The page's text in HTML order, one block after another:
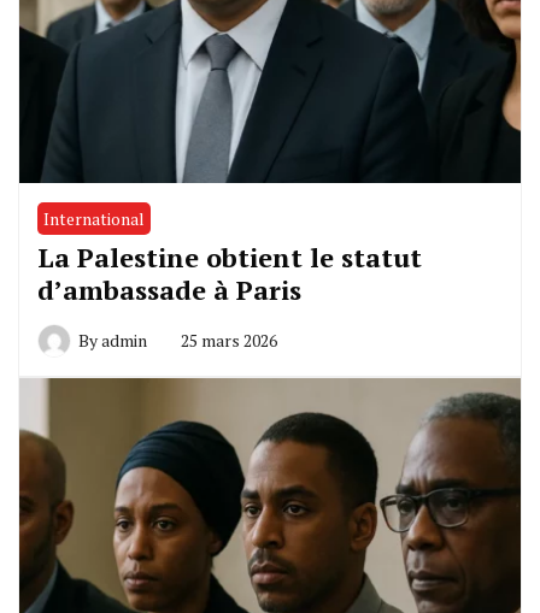
International
La Palestine obtient le statut
d’ambassade à Paris
Byadmin 25 mars 2026